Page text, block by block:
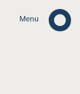
Menu